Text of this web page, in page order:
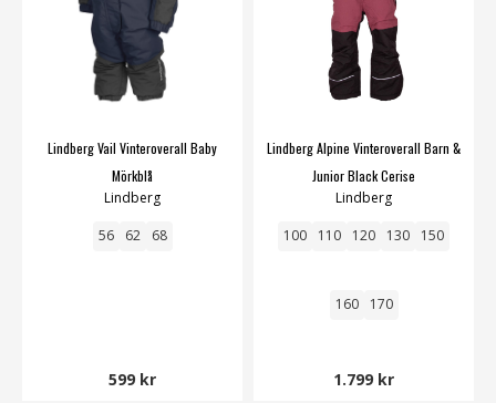
Lindberg Vail Vinteroverall Baby
Mörkblå
Lindberg
56 62 68
599 kr
Lindberg Alpine Vinteroverall Barn &
Junior Black Cerise
Lindberg
100 110 120 130 150
160 170
1.799 kr